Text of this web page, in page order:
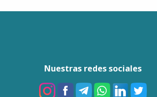
Nuestras redes sociales